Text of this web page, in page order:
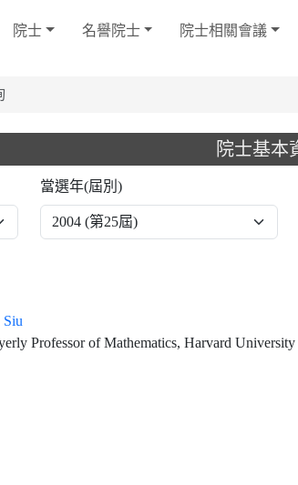
院士 名譽院士 院士相關會議
院士基本
當選年(屆別)
Siu
Professor of Mathematics, Harvard University